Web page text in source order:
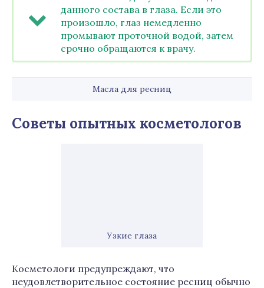
данного состава в глаза. Если это
произошло, глаз немедленно
промывают проточной водой, затем
срочно обращаются к врачу.
Масла для ресниц
Советы опытных косметологов
Узкие глаза
Косметологи предупреждают, что
неудовлетворительное состояние ресниц обычно